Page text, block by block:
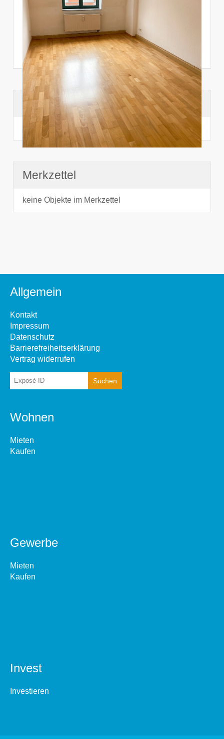
Suchhistorie
noch nichts angesehen
Merkzettel
keine Objekte im Merkzettel
Allgemein
Kontakt
Impressum
Datenschutz
Barrierefreiheitserklärung
Vertrag widerrufen
Wohnen
Mieten
Kaufen
Gewerbe
Mieten
Kaufen
Invest
Investieren